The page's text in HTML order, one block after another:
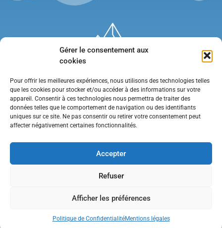
Gérer le consentement aux
cookies
Pour offrir les meilleures expériences, nous utilisons des technologies telles
que les cookies pour stocker et/ou accéder à des informations sur votre
appareil. Consentir à ces technologies nous permettra de traiter des
données telles que le comportement de navigation ou des identifiants
uniques sur ce site. Ne pas consentir ou retirer votre consentement peut
affecter négativement certaines fonctionnalités.
Accepter
Refuser
Afficher les préférences
Politique de ConfidentialitéMentions légales
•Contact